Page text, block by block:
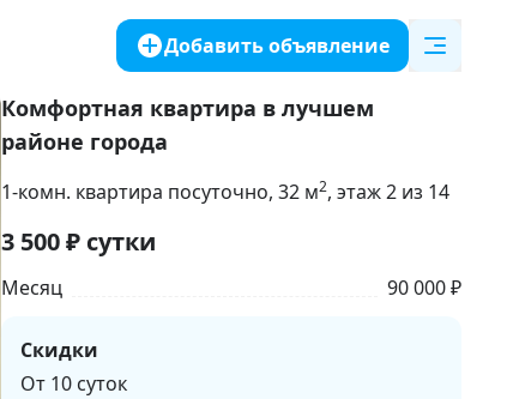
Добавить объявление
Комфортная квартира в лучшем
районе города
1-комн. квартира посуточно, 32 м2, этаж 2 из 14
3 500₽ сутки
Месяц 90 000 ₽
Скидки
От 10 суток